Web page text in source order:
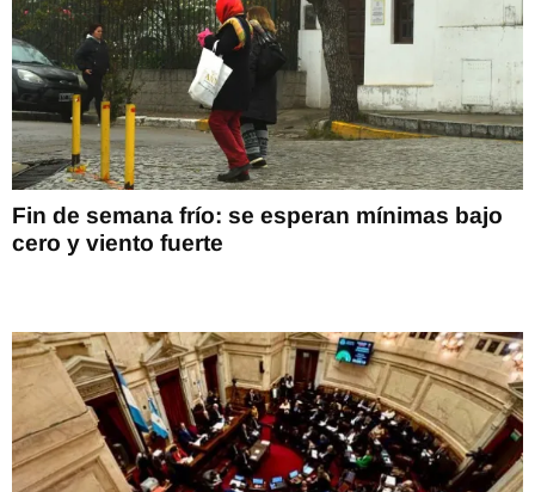
Fin de semana frío: se esperan mínimas bajo
cero y viento fuerte